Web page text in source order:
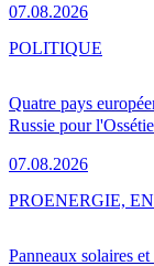
07.08.2026
Quatre pays
Russie pour
07.08.2026
POLITIQUE
Panneaux solaires
PROENERGIE,